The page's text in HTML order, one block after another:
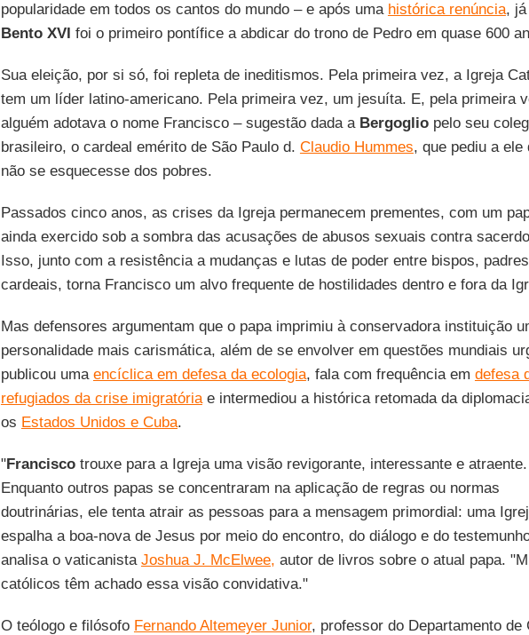
popularidade em todos os cantos do mundo – e após uma histórica renúncia, já
Bento XVI foi o primeiro pontífice a abdicar do trono de Pedro em quase 600
Sua eleição, por si só, foi repleta de ineditismos. Pela primeira vez, a Igreja
tem um líder latino-americano. Pela primeira vez, um jesuíta. E, pela primeira
alguém adotava o nome Francisco – sugestão dada a Bergogliopelo seu
brasileiro, o cardeal emérito de São Paulo d. Claudio Hummes, que pediu a ele
não se esquecesse dos pobres.
Passados cinco anos, as crises da Igreja permanecem prementes, com um
ainda exercido sob a sombra das acusações de abusos sexuais contra
Isso, junto com a resistência a mudanças e lutas de poder entre bispos,
cardeais, torna Francisco um alvo frequente de hostilidades dentro e fora da
Mas defensores argumentam que o papa imprimiu à conservadora instituição
personalidade mais carismática, além de se envolver em questões mundiais
publicou uma encíclica em defesa da ecologia, fala com frequência em defesa
refugiados da crise imigratóriae intermediou a histórica retomada da
os Estados Unidos e Cuba.
"Franciscotrouxe para a Igreja uma visão revigorante, interessante e atraente.
Enquanto outros papas se concentraram na aplicação de regras ou normas
doutrinárias, ele tenta atrair as pessoas para a mensagem primordial: uma
espalha a boa-nova de Jesus por meio do encontro, do diálogo e do
analisa o vaticanista Joshua J. McElwee, autor de livros sobre o atual papa.
católicos têm achado essa visão convidativa."
O teólogo e filósofo Fernando Altemeyer Junior, professor do Departamento de